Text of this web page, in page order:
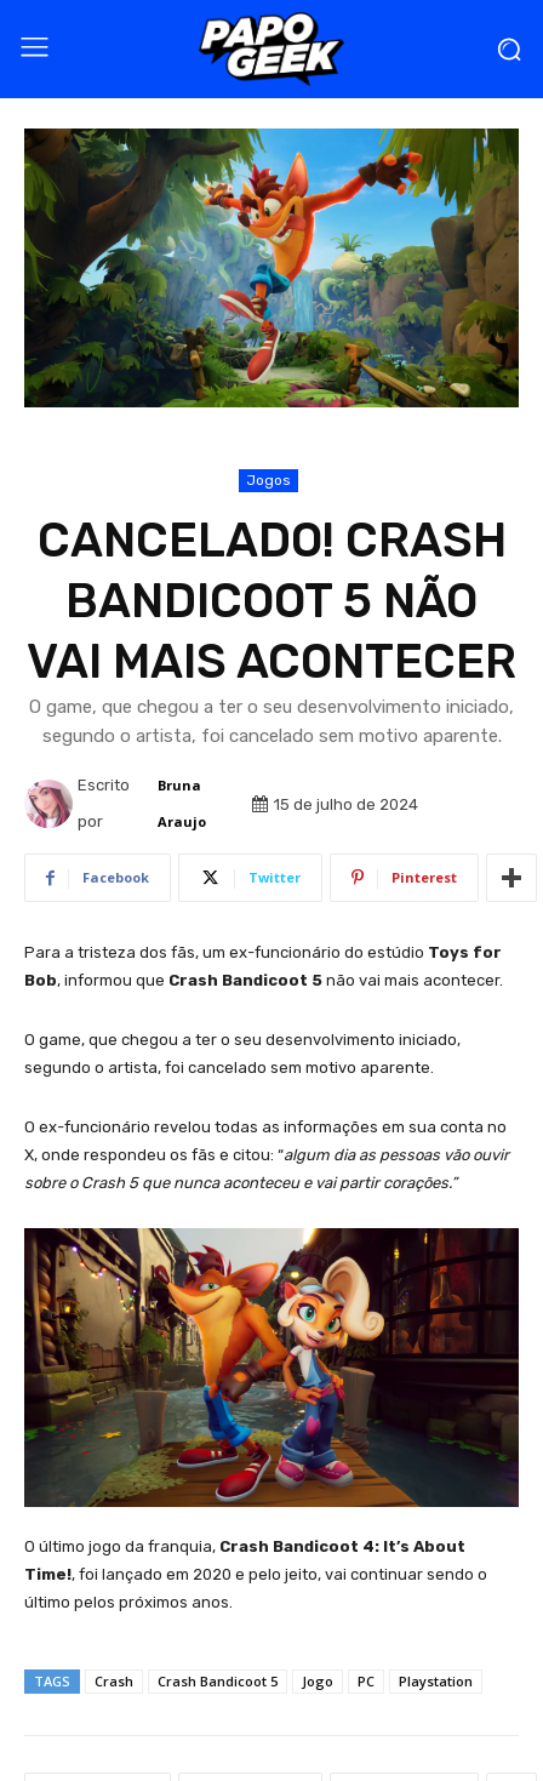
Jogos
CANCELADO! CRASH
BANDICOOT 5 NÃO
VAI MAIS ACONTECER
O game, que chegou a ter o seu desenvolvimento iniciado,
segundo o artista, foi cancelado sem motivo aparente.
Escrito
por
Bruna
Araujo
15 de julho de 2024
Facebook Twitter Pinterest
Para a tristeza dos fãs, um ex-funcionário do estúdio Toys for
Bob, informou que Crash Bandicoot 5 não vai mais acontecer.
O game, que chegou a ter o seu desenvolvimento iniciado,
segundo o artista, foi cancelado sem motivo aparente.
O ex-funcionário revelou todas as informações em sua conta no
X, onde respondeu os fãs e citou: “algum dia as pessoas vão ouvir
sobre o Crash 5 que nunca aconteceu e vai partir corações.”
O último jogo da franquia, Crash Bandicoot 4: It’s About
Time!, foi lançado em 2020 e pelo jeito, vai continuar sendo o
último pelos próximos anos.
TAGS Crash Crash Bandicoot 5 Jogo PC Playstation